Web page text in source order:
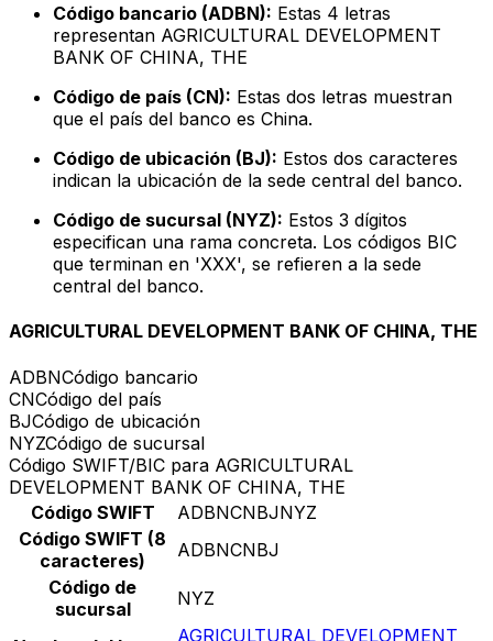
Código bancario (ADBN): Estas 4 letras
representan AGRICULTURAL DEVELOPMENT
BANK OF CHINA, THE
Código de país (CN): Estas dos letras muestran
que el país del banco es China.
Código de ubicación (BJ): Estos dos caracteres
indican la ubicación de la sede central del banco.
Código de sucursal (NYZ): Estos 3 dígitos
especifican una rama concreta. Los códigos BIC
que terminan en 'XXX', se refieren a la sede
central del banco.
AGRICULTURAL DEVELOPMENT BANK OF CHINA, THE
ADBNCódigo bancario
CNCódigo del país
BJCódigo de ubicación
NYZCódigo de sucursal
Código SWIFT/BIC para AGRICULTURAL
DEVELOPMENT BANK OF CHINA, THE
Código SWIFT
ADBNCNBJNYZ
Código SWIFT (8
caracteres)
ADBNCNBJ
Código de
sucursal
NYZ
AGRICULTURAL DEVELOPMENT